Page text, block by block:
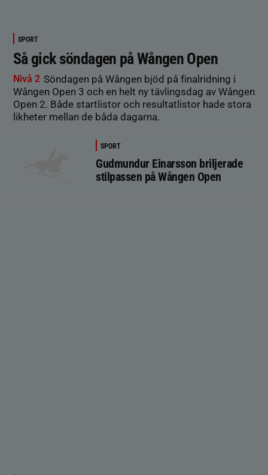
SPORT
Så gick söndagen på Wången Open
Nivå 2 Söndagen på Wången bjöd på finalridning i
Wången Open 3 och en helt ny tävlingsdag av Wången
Open 2. Både startlistor och resultatlistor hade stora
likheter mellan de båda dagarna.
SPORT
Gudmundur Einarsson briljerade
stilpassen på Wången Open